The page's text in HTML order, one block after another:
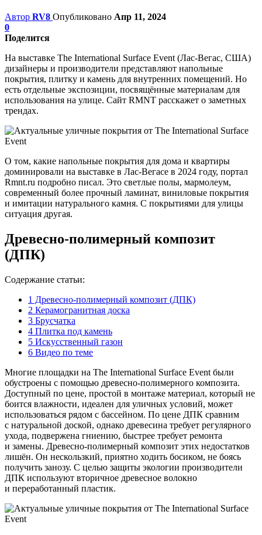
Автор RV8 Опубликовано Апр 11, 2024
0
Поделится
На выставке The International Surface Event (Лас-Вегас, США)
дизайнеры и производители представляют напольные
покрытия, плитку и камень для внутренних помещений. Но
есть отдельные экспозиции, посвящённые материалам для
использования на улице. Сайт RMNT расскажет о заметных
трендах.
О том, какие напольные покрытия для дома и квартиры
доминировали на выставке в Лас-Вегасе в 2024 году, портал
Rmnt.ru подробно писал. Это светлые полы, мармолеум,
современный более прочный ламинат, виниловые покрытия
и имитации натурального камня. С покрытиями для улицы
ситуация другая.
Древесно-полимерный композит
(ДПК)
Содержание статьи:
1 Древесно-полимерный композит (ДПК)
2 Керамогранитная доска
3 Брусчатка
4 Плитка под камень
5 Искусственный газон
6 Видео по теме
Многие площадки на The International Surface Event были
обустроены с помощью древесно-полимерного композита.
Доступный по цене, простой в монтаже материал, который не
боится влажности, идеален для уличных условий, может
использоваться рядом с бассейном. По цене ДПК сравним
с натуральной доской, однако древесина требует регулярного
ухода, подвержена гниению, быстрее требует ремонта
и замены. Древесно-полимерный композит этих недостатков
лишён. Он нескользкий, приятно ходить босиком, не боясь
получить занозу. С целью защиты экологии производители
ДПК используют вторичное древесное волокно
и переработанный пластик.